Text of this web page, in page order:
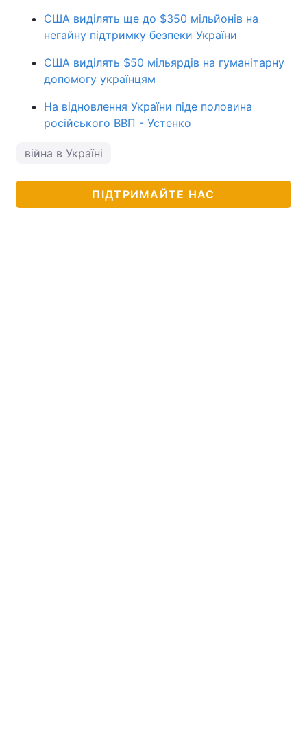
США виділять ще до $350 мільйонів на
негайну підтримку безпеки України
США виділять $50 мільярдів на гуманітарну
допомогу українцям
На відновлення України піде половина
російського ВВП - Устенко
війна в Україні
ПІДТРИМАЙТЕ НАС